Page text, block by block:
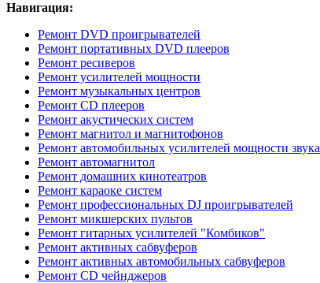
Навигация:
Ремонт DVD проигрывателей
Ремонт портативных DVD плееров
Ремонт ресиверов
Ремонт усилителей мощности
Ремонт музыкальных центров
Ремонт CD плееров
Ремонт акустических систем
Ремонт магнитол и магнитофонов
Ремонт автомобильных усилителей мощности звука
Ремонт автомагнитол
Ремонт домашних кинотеатров
Ремонт караоке систем
Ремонт профессиональных DJ проигрывателей
Ремонт микшерских пультов
Ремонт гитарных усилителей "Комбиков"
Ремонт активных сабвуферов
Ремонт активных автомобильных сабвуферов
Ремонт CD чейнджеров